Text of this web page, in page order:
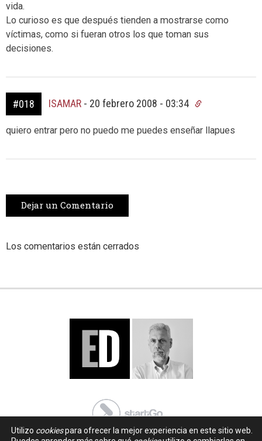
vida.
Lo curioso es que después tienden a mostrarse como
víctimas, como si fueran otros los que toman sus
decisiones.
#018 ISAMAR - 20 febrero 2008 - 03:34
quiero entrar pero no puedo me puedes enseñar llapues
Dejar un Comentario
Los comentarios están cerrados
Utilizo cookiespara ofrecer la mejor experiencia en este sitio web.